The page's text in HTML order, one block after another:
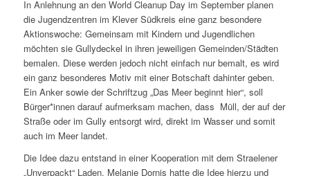
In Anlehnung an den World Cleanup Day im September planen
die Jugendzentren im Klever Südkreis eine ganz besondere
Aktionswoche: Gemeinsam mit Kindern und Jugendlichen
möchten sie Gullydeckel in ihren jeweiligen Gemeinden/Städten
bemalen. Diese werden jedoch nicht einfach nur bemalt, es wird
ein ganz besonderes Motiv mit einer Botschaft dahinter geben.
Ein Anker sowie der Schriftzug „Das Meer beginnt hier“, soll
Bürger*innen darauf aufmerksam machen, dass Müll, der auf der
Straße oder im Gully entsorgt wird, direkt im Wasser und somit
auch im Meer landet.
Die Idee dazu entstand in einer Kooperation mit dem Straelener
„Unverpackt“ Laden. Melanie Dornis hatte die Idee hierzu und